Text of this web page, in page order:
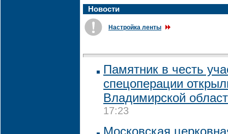
Новости
Настройка ленты
Памятник в честь
спецоперации
Владимирской
17:23
Московская